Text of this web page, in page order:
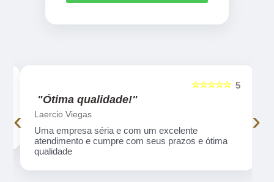
5
☆☆☆☆☆
"Ótima qualidade!"
Laercio Viegas
Uma empresa séria e com um excelente
atendimento e cumpre com seus prazos e ótima
qualidade
‹ ›